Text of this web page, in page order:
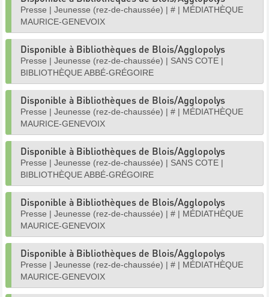
Presse | Jeunesse (rez-de-chaussée) | # | MÉDIATHÈQUE
MAURICE-GENEVOIX
Disponible à Bibliothèques de Blois/Agglopolys
Presse | Jeunesse (rez-de-chaussée) | SANS COTE |
BIBLIOTHÈQUE ABBÉ-GRÉGOIRE
Disponible à Bibliothèques de Blois/Agglopolys
Presse | Jeunesse (rez-de-chaussée) | # | MÉDIATHÈQUE
MAURICE-GENEVOIX
Disponible à Bibliothèques de Blois/Agglopolys
Presse | Jeunesse (rez-de-chaussée) | SANS COTE |
BIBLIOTHÈQUE ABBÉ-GRÉGOIRE
Disponible à Bibliothèques de Blois/Agglopolys
Presse | Jeunesse (rez-de-chaussée) | # | MÉDIATHÈQUE
MAURICE-GENEVOIX
Disponible à Bibliothèques de Blois/Agglopolys
Presse | Jeunesse (rez-de-chaussée) | # | MÉDIATHÈQUE
MAURICE-GENEVOIX